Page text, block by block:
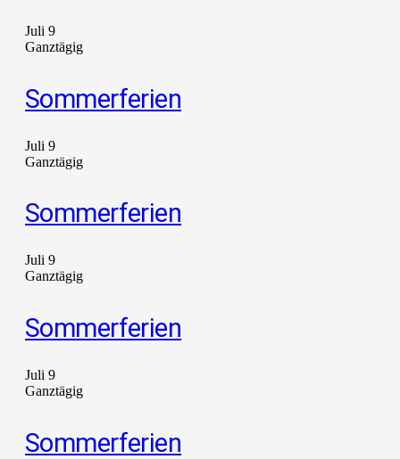
Juli 9
Ganztägig
Sommerferien
Juli 9
Ganztägig
Sommerferien
Juli 9
Ganztägig
Sommerferien
Juli 9
Ganztägig
Sommerferien